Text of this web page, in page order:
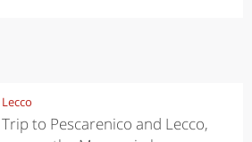
Lecco
Trip to Pescarenico and Lecco,